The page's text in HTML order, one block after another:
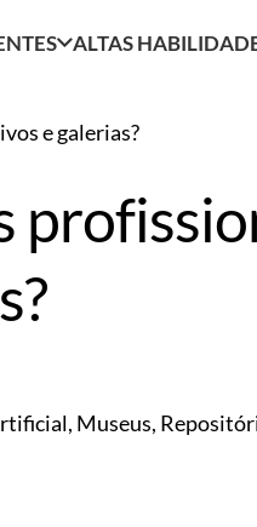
ALTAS
e galerias?
, Museus,